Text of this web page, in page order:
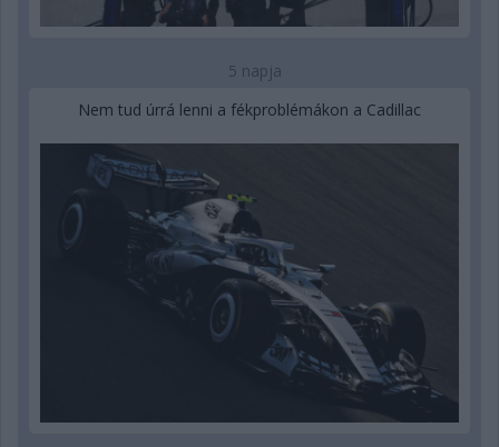
5 napja
Nem tud úrrá lenni a fékproblémákon a Cadillac